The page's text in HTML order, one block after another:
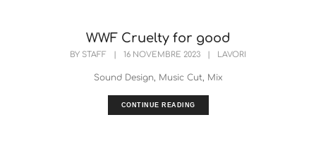
WWF Cruelty for good
BY STAFF 16 NOVEMBRE 2023 LAVORI
Sound Design, Music Cut, Mix
CONTINUE READING